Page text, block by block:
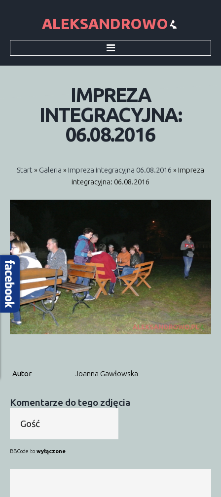
Dokumenty
Śmieci
Archiwum
Przydatne strony
Autobusy
SP w Obierwi
Sąsiednie gminy
Lelis
Kadzidło
Baranowo
Olszewo-Borki
Kontakt
Dzielnicowy
IMPREZA
INTEGRACYJNA:
06.08.2016
Start » Galeria » Impreza integracyjna 06.08.2016 » Impreza
integracyjna: 06.08.2016
Autor Joanna Gawłowska
Komentarze do tego zdjęcia
BBCode to wyłączone